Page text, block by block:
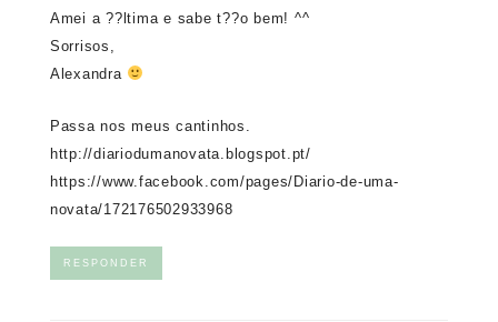
Amei a ??ltima e sabe t??o bem! ^^
Sorrisos,
Alexandra
Passa nos meus cantinhos.
http://diariodumanovata.blogspot.pt/
https://www.facebook.com/pages/Diario-de-uma-
novata/172176502933968
RESPONDER